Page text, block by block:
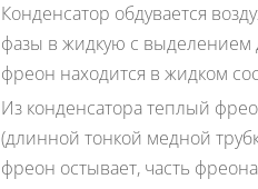
Конденсатор обдувается
фазы в жидкую с выделением
фреон находится в жидком
Из конденсатора теплый
(длинной тонкой медной
фреон остывает, часть